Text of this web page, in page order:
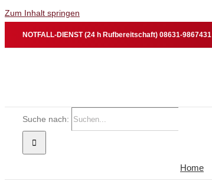
Zum Inhalt springen
NOTFALL-DIENST (24 h Rufbereitschaft) 08631-9867431
Suche nach:
Home